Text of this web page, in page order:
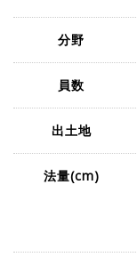
分野
員数
出土地
法量(cm)